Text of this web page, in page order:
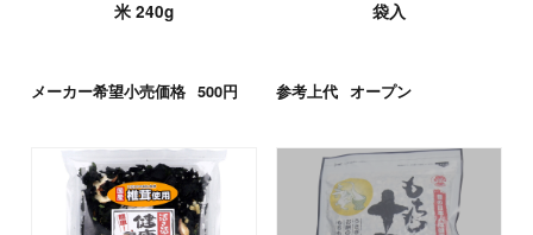
米 240g
メーカー希望小売価格 500円
袋入
参考上代 オープン